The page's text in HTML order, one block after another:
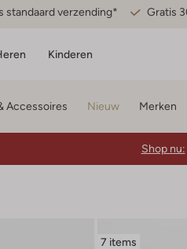
standaard verzending* Gratis
Kinderen
Accessoires Nieuw Merken
Shop nu:
7 items